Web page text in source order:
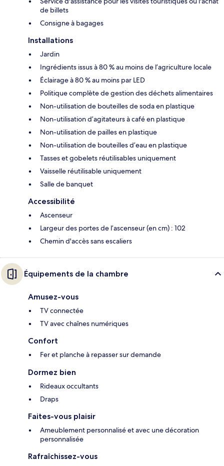
de billets
Consigne à bagages
Installations
Jardin
Ingrédients issus à 80 % au moins de l’agriculture locale
Éclairage à 80 % au moins par LED
Politique complète de gestion des déchets alimentaires
Non-utilisation de bouteilles de soda en plastique
Non-utilisation d’agitateurs à café en plastique
Non-utilisation de pailles en plastique
Non-utilisation de bouteilles d’eau en plastique
Tasses et gobelets réutilisables uniquement
Vaisselle réutilisable uniquement
Salle de banquet
Accessibilité
Ascenseur
Largeur des portes de l’ascenseur (en cm) : 102
Chemin d'accès sans escaliers
Équipements de la chambre
Amusez-vous
TV connectée
TV avec chaînes numériques
Confort
Fer et planche à repasser sur demande
Dormez bien
Rideaux occultants
Draps
Faites-vous plaisir
Ameublement personnalisé et avec une décoration
personnalisée
Rafraîchissez-vous